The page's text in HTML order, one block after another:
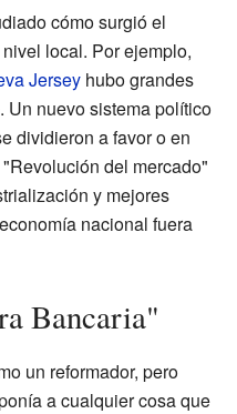
cómo surgió el
local. Por ejemplo,
Jersey hubo grandes
Un nuevo sistema político
dividieron a favor o en
del mercado"
y mejores
nacional fuera
Bancaria"
un reformador, pero
a cualquier cosa que